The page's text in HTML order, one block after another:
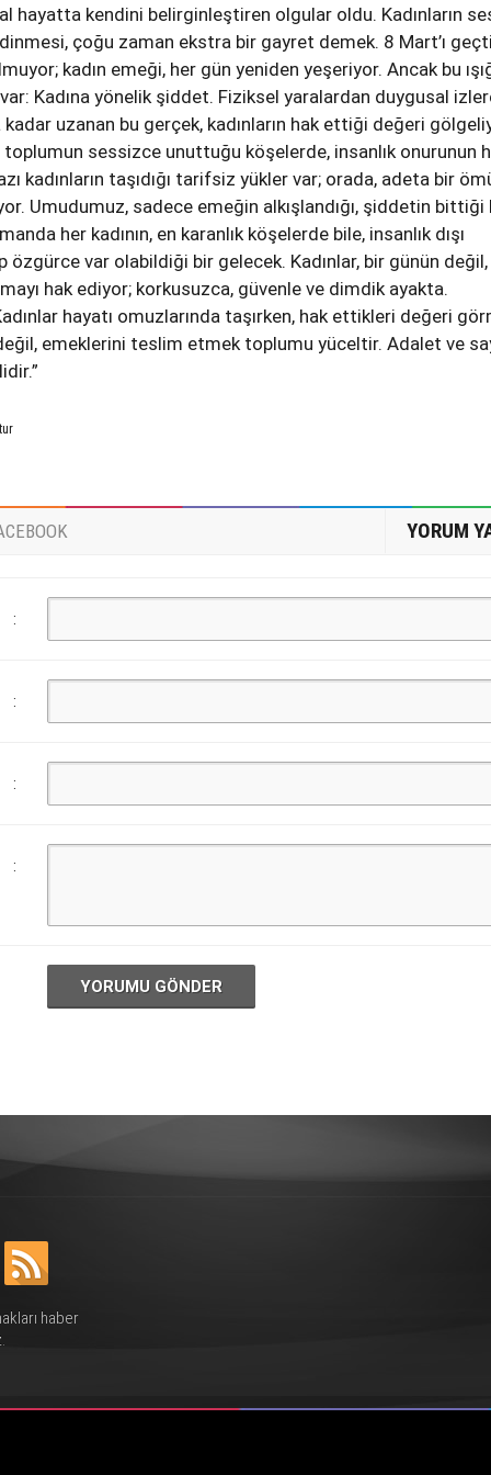
hayatta kendini belirginleştiren olgular oldu. Kadınların
çoğu zaman ekstra bir gayret demek. 8 Mart’ı
kadın emeği, her gün yeniden yeşeriyor. Ancak bu
var: Kadına yönelik şiddet. Fiziksel yaralardan duygusal
uzanan bu gerçek, kadınların hak ettiği değeri
sessizce unuttuğu köşelerde, insanlık onurunun
kadınların taşıdığı tarifsiz yükler var; orada, adeta bir
Umudumuz, sadece emeğin alkışlandığı, şiddetin bittiği
her kadının, en karanlık köşelerde bile, insanlık dışı
var olabildiği bir gelecek. Kadınlar, bir günün
hak ediyor; korkusuzca, güvenle ve dimdik ayakta.
hayatı omuzlarında taşırken, hak ettikleri değeri
emeklerini teslim etmek toplumu yüceltir. Adalet ve
YORUM
:
:
:
:
YORUMU GÖNDER
haber